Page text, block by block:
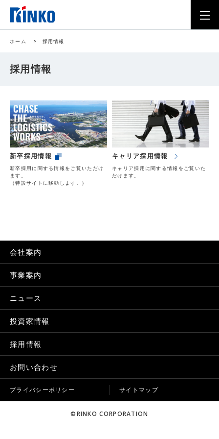
ホーム > 採用情報
採用情報
新卒採用情報
新卒採用に関する情報をご覧いただけ
ます。
（特設サイトに移動します。）
キャリア採用情報
キャリア採用に関する情報をご覧いた
だけます。
会社案内
事業案内
ニュース
投資家情報
採用情報
お問い合わせ
プライバシーポリシー サイトマップ
©RINKO CORPORATION